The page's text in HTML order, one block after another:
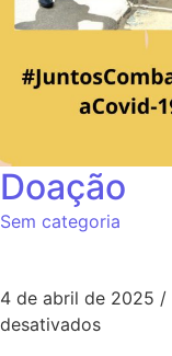
Doação
Sem categoria
4 de abril de 2025 /
desativados